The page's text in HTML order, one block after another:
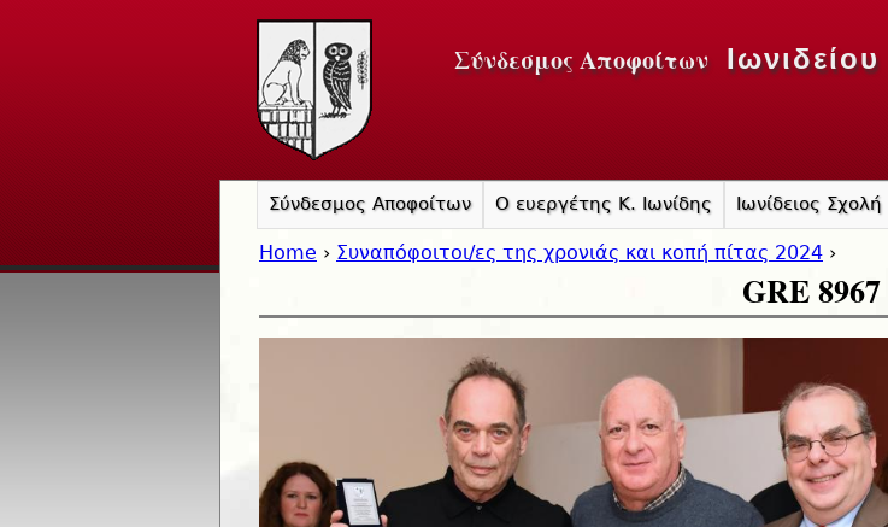
Σύνδεσμος Αποφοίτων
Home › Συναπόφοιτοι/ες της χρονιάς και κοπή πίτας 2024 ›
GRE
Σύνδεσμος Αποφοίτων Ο ευεργέτης Κ. Ιωνίδης Ιωνίδειος